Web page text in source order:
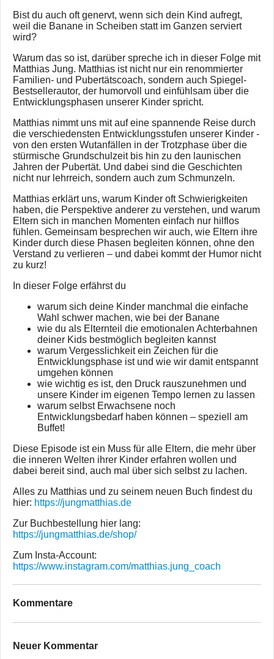
Bist du auch oft genervt, wenn sich dein Kind aufregt,
weil die Banane in Scheiben statt im Ganzen serviert
wird?
Warum das so ist, darüber spreche ich in dieser Folge mit
Matthias Jung. Matthias ist nicht nur ein renommierter
Familien- und Pubertätscoach, sondern auch Spiegel-
Bestsellerautor, der humorvoll und einfühlsam über die
Entwicklungsphasen unserer Kinder spricht.
Matthias nimmt uns mit auf eine spannende Reise durch
die verschiedensten Entwicklungsstufen unserer Kinder -
von den ersten Wutanfällen in der Trotzphase über die
stürmische Grundschulzeit bis hin zu den launischen
Jahren der Pubertät. Und dabei sind die Geschichten
nicht nur lehrreich, sondern auch zum Schmunzeln.
Matthias erklärt uns, warum Kinder oft Schwierigkeiten
haben, die Perspektive anderer zu verstehen, und warum
Eltern sich in manchen Momenten einfach nur hilflos
fühlen. Gemeinsam besprechen wir auch, wie Eltern ihre
Kinder durch diese Phasen begleiten können, ohne den
Verstand zu verlieren – und dabei kommt der Humor nicht
zu kurz!
In dieser Folge erfährst du
warum sich deine Kinder manchmal die einfache
Wahl schwer machen, wie bei der Banane
wie du als Elternteil die emotionalen Achterbahnen
deiner Kids bestmöglich begleiten kannst
warum Vergesslichkeit ein Zeichen für die
Entwicklungsphase ist und wie wir damit entspannt
umgehen können
wie wichtig es ist, den Druck rauszunehmen und
unsere Kinder im eigenen Tempo lernen zu lassen
warum selbst Erwachsene noch
Entwicklungsbedarf haben können – speziell am
Buffet!
Diese Episode ist ein Muss für alle Eltern, die mehr über
die inneren Welten ihrer Kinder erfahren wollen und
dabei bereit sind, auch mal über sich selbst zu lachen.
Alles zu Matthias und zu seinem neuen Buch findest du
hier: https://jungmatthias.de
Zur Buchbestellung hier lang:
https://jungmatthias.de/shop/
Zum Insta-Account:
https://www.instagram.com/matthias.jung_coach
Kommentare
Neuer Kommentar